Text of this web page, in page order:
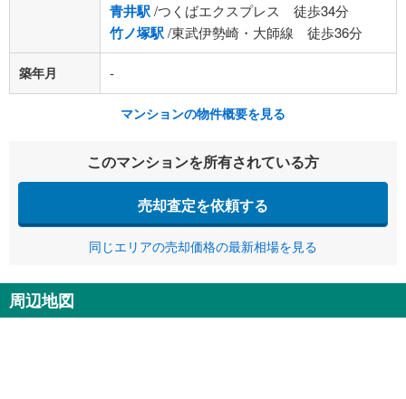
青井駅/つくばエクスプレス 徒歩34分
竹ノ塚駅/東武伊勢崎・大師線 徒歩36分
築年月 -
マンションの物件概要を見る
このマンションを所有されている方
売却査定を依頼する
同じエリアの売却価格の最新相場を見る
周辺地図